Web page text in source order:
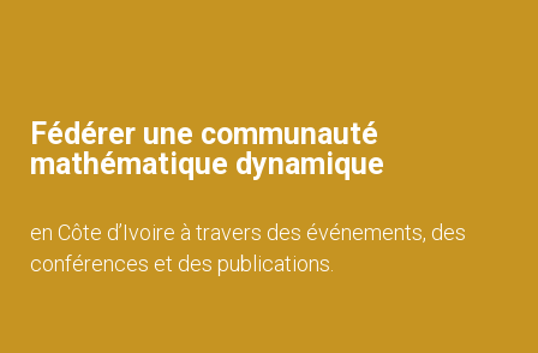
Fédérer une communauté
mathématique dynamique
en Côte d’Ivoire à travers des événements, des
conférences et des publications.